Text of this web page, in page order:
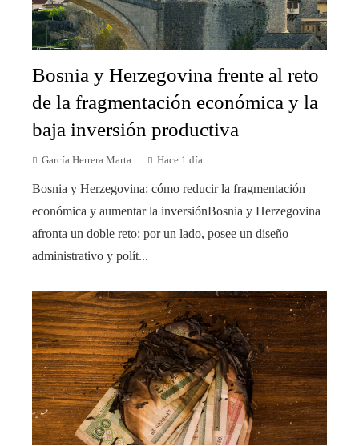
Bosnia y Herzegovina frente al reto
de la fragmentación económica y la
baja inversión productiva
García Herrera Marta Hace 1 día
Bosnia y Herzegovina: cómo reducir la fragmentación
económica y aumentar la inversiónBosnia y Herzegovina
afronta un doble reto: por un lado, posee un diseño
administrativo y polít...